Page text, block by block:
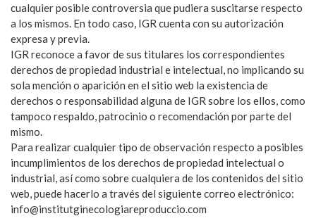
cualquier posible controversia que pudiera suscitarse respecto
a los mismos. En todo caso, IGR cuenta con su autorización
expresa y previa.
IGR reconoce a favor de sus titulares los correspondientes
derechos de propiedad industrial e intelectual, no implicando su
sola mención o aparición en el sitio web la existencia de
derechos o responsabilidad alguna de IGR sobre los ellos, como
tampoco respaldo, patrocinio o recomendación por parte del
mismo.
Para realizar cualquier tipo de observación respecto a posibles
incumplimientos de los derechos de propiedad intelectual o
industrial, así como sobre cualquiera de los contenidos del sitio
web, puede hacerlo a través del siguiente correo electrónico:
info@institutginecologiareproduccio.com